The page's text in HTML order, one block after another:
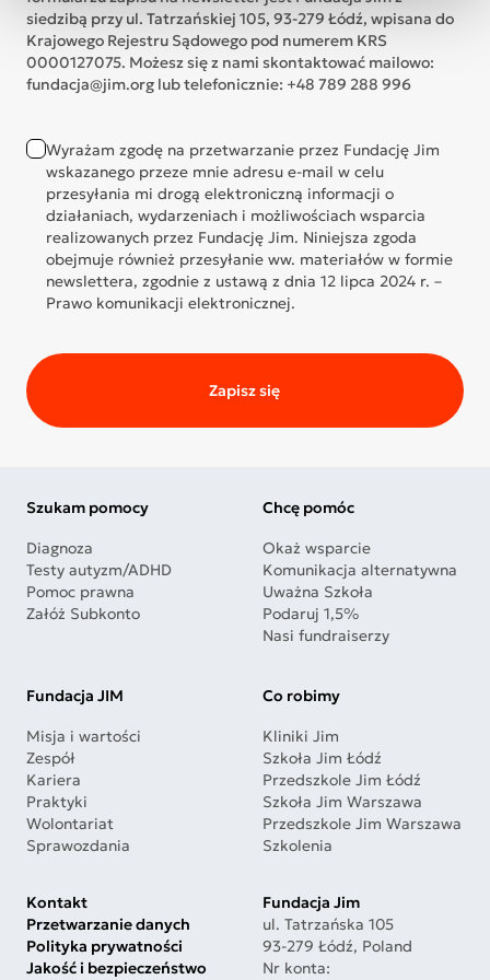
siedzibą przy ul. Tatrzańskiej 105, 93-279 Łódź, wpisana do
Krajowego Rejestru Sądowego pod numerem KRS
0000127075. Możesz się z nami skontaktować mailowo:
fundacja@jim.org lub telefonicznie: +48 789 288 996
Wyrażam zgodę na przetwarzanie przez Fundację Jim
wskazanego przeze mnie adresu e-mail w celu
przesyłania mi drogą elektroniczną informacji o
działaniach, wydarzeniach i możliwościach wsparcia
realizowanych przez Fundację Jim. Niniejsza zgoda
obejmuje również przesyłanie ww. materiałów w formie
newslettera, zgodnie z ustawą z dnia 12 lipca 2024 r. –
Prawo komunikacji elektronicznej.
Zapisz się
Szukam pomocy
Diagnoza
Testy autyzm/ADHD
Pomoc prawna
Załóż Subkonto
Chcę pomóc
Okaż wsparcie
Komunikacja alternatywna
Uważna Szkoła
Podaruj 1,5%
Nasi fundraiserzy
Fundacja JIM
Misja i wartości
Zespół
Kariera
Praktyki
Wolontariat
Sprawozdania
Co robimy
Kliniki Jim
Szkoła Jim Łódź
Przedszkole Jim Łódź
Szkoła Jim Warszawa
Przedszkole Jim Warszawa
Szkolenia
Kontakt
Przetwarzanie danych
Polityka prywatności
Jakość i bezpieczeństwo
Fundacja Jim
ul. Tatrzańska 105
93-279 Łódź, Poland
Nr konta: